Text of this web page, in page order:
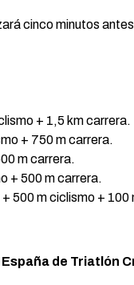
cinco minutos
+ 1,5 km carrera.
+ 750 m carrera.
m carrera.
+ 500 m carrera.
500 m ciclismo + 100
de Triatlón